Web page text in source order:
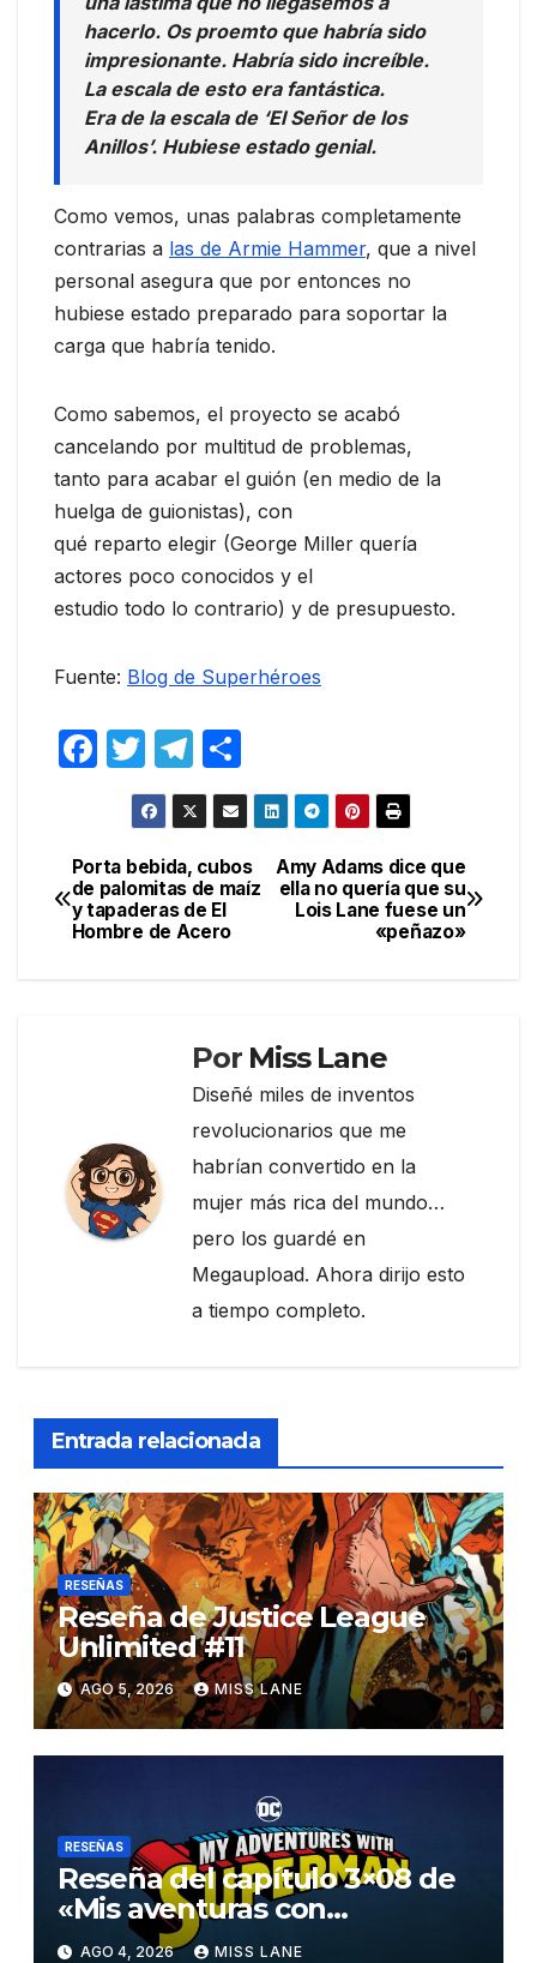
hacerlo. Os proemto que habría sido
impresionante. Habría sido increíble.
La escala de esto era fantástica.
Era de la escala de ‘El Señor de los
Anillos’. Hubiese estado genial.
Como vemos, unas palabras completamente
contrarias a las de Armie Hammer, que a nivel
personal asegura que por entonces no
hubiese estado preparado para soportar la
carga que habría tenido.
Como sabemos, el proyecto se acabó
cancelando por multitud de problemas,
tanto para acabar el guión (en medio de la
huelga de guionistas), con
qué reparto elegir (George Miller quería
actores poco conocidos y el
estudio todo lo contrario) y de presupuesto.
Fuente: Blog de Superhéroes
F
e
b
o
T
w
itt
er
T
el
e
gr
a
m
o
m
p
ar
Navegación
de
Amy Adams dice que
ella no quería que su
Lois Lane fuese un
«peñazo»
Porta bebida, cubos
de palomitas de maíz
y tapaderas de El
Hombre de Acero
Por Miss Lane
Diseñé miles de inventos
revolucionarios que me
habrían convertido en la
mujer más rica del mundo…
pero los guardé en
Megaupload. Ahora dirijo esto
a tiempo completo.
Entrada relacionada
RESEÑAS
Reseña de Justice League
Unlimited #11
AGO 5, 2026 MISS LANE
RESEÑAS
Reseña del capítulo 3×08 de
«Mis aventuras con
Superman»
AGO 4, 2026 MISS LANE